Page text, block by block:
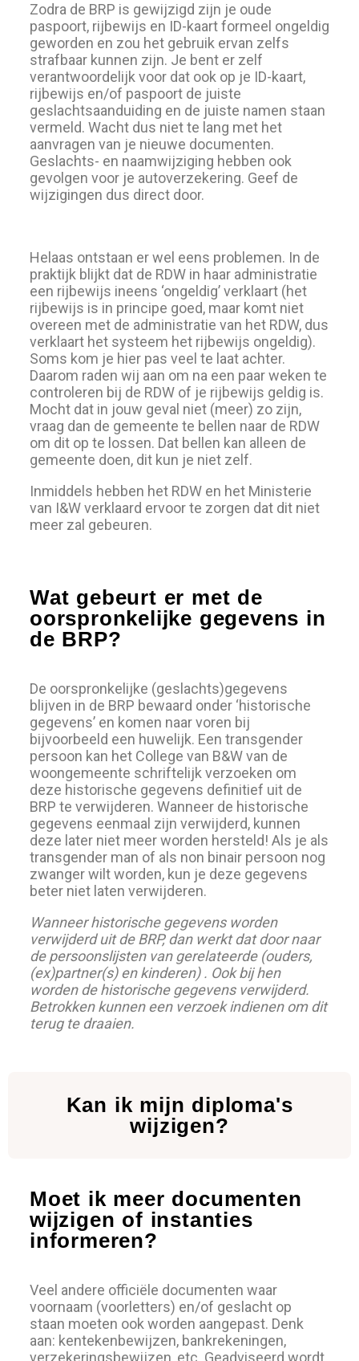
Zodra de BRP is gewijzigd zijn je oude
paspoort, rijbewijs en ID-kaart formeel ongeldig
geworden en zou het gebruik ervan zelfs
strafbaar kunnen zijn. Je bent er zelf
verantwoordelijk voor dat ook op je ID-kaart,
rijbewijs en/of paspoort de juiste
geslachtsaanduiding en de juiste namen staan
vermeld. Wacht dus niet te lang met het
aanvragen van je nieuwe documenten.
Geslachts- en naamwijziging hebben ook
gevolgen voor je autoverzekering. Geef de
wijzigingen dus direct door.
Helaas ontstaan er wel eens problemen. In de
praktijk blijkt dat de RDW in haar administratie
een rijbewijs ineens ‘ongeldig’ verklaart (het
rijbewijs is in principe goed, maar komt niet
overeen met de administratie van het RDW, dus
verklaart het systeem het rijbewijs ongeldig).
Soms kom je hier pas veel te laat achter.
Daarom raden wij aan om na een paar weken te
controleren bij de RDW of je rijbewijs geldig is.
Mocht dat in jouw geval niet (meer) zo zijn,
vraag dan de gemeente te bellen naar de RDW
om dit op te lossen. Dat bellen kan alleen de
gemeente doen, dit kun je niet zelf.
Inmiddels hebben het RDW en het Ministerie
van I&W verklaard ervoor te zorgen dat dit niet
meer zal gebeuren.
Wat gebeurt er met de
oorspronkelijke gegevens in
de BRP?
De oorspronkelijke (geslachts)gegevens
blijven in de BRP bewaard onder ‘historische
gegevens’ en komen naar voren bij
bijvoorbeeld een huwelijk. Een transgender
persoon kan het College van B&W van de
woongemeente schriftelijk verzoeken om
deze historische gegevens definitief uit de
BRP te verwijderen. Wanneer de historische
gegevens eenmaal zijn verwijderd, kunnen
deze later niet meer worden hersteld! Als je als
transgender man of als non binair persoon nog
zwanger wilt worden, kun je deze gegevens
beter niet laten verwijderen.
Wanneer historische gegevens worden
verwijderd uit de BRP, dan werkt dat door naar
de persoonslijsten van gerelateerde (ouders,
(ex)partner(s) en kinderen) . Ook bij hen
worden de historische gegevens verwijderd.
Betrokken kunnen een verzoek indienen om dit
terug te draaien.
Kan ik mijn diploma's
wijzigen?
Moet ik meer documenten
wijzigen of instanties
informeren?
Veel andere officiële documenten waar
voornaam (voorletters) en/of geslacht op
staan moeten ook worden aangepast. Denk
aan: kentekenbewijzen, bankrekeningen,
verzekeringsbewijzen, etc. Geadviseerd wordt